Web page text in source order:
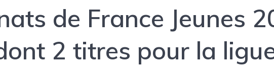
de France Jeunes
2 titres pour la